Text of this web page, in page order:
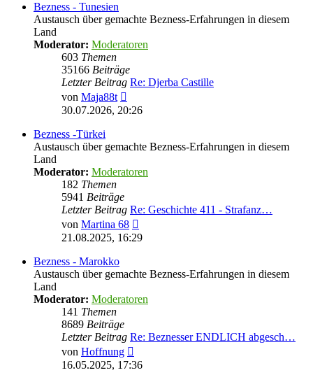
Bezness - Tunesien
Austausch über gemachte Bezness-Erfahrungen in diesem
Land
Moderator: Moderatoren
603 Themen
35166 Beiträge
Letzter Beitrag Re: Djerba Castille
von Maja88t
Beitrag
30.07.2026, 20:26
Bezness -Türkei
Austausch über gemachte Bezness-Erfahrungen in diesem
Land
Moderator: Moderatoren
182 Themen
5941 Beiträge
Letzter Beitrag Re: Geschichte 411 - Strafanz…
von Martina 68
Beitrag
21.08.2025, 16:29
Bezness - Marokko
Austausch über gemachte Bezness-Erfahrungen in diesem
Land
Moderator: Moderatoren
141 Themen
8689 Beiträge
Letzter Beitrag Re: Beznesser ENDLICH abgesch…
von Hoffnung
Beitrag
16.05.2025, 17:36